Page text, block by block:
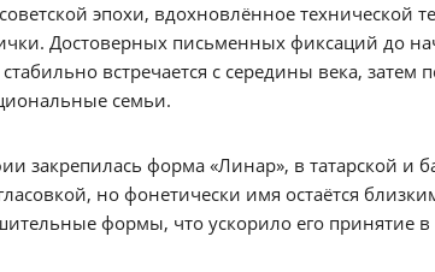
эпохи, вдохновлённое
Достоверных письменных фиксаций до
встречается с середины века,
семьи.
закрепилась форма «Линар», в татарской
но фонетически имя остаётся
формы, что ускорило его принятие в